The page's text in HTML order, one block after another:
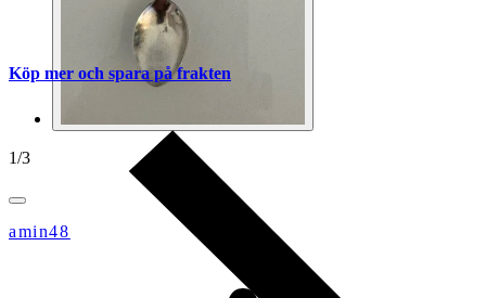
1/3
amin48
Köp mer och spara på frakten